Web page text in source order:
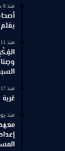
منذ 8 ساعات
منذ 11 ساعة
منذ 17 ساعة
منذ